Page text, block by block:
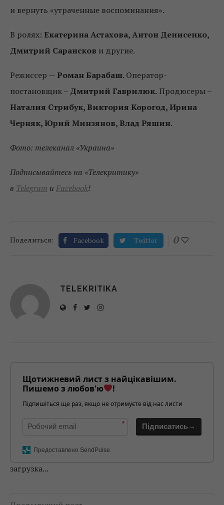
и вернуть «утраченные воспоминания».
В ролях: Екатерина Астахова, Антон Денисенко,
Дмитрий Сарансков и другие.
Режиссер — Роман Барабаш. Оператор-
постановщик – Дмитрий Гаврилюк. Продюсеры –
Наталия Стрибук, Виктория Корогод, Ирина
Черняк, Юрий Минзянов, Влад Ряшин.
Фото: телеканал «Украина»
Подписывайтесь на «Телекритику»
в Telegram и Facebook!
Поделиться: Facebook Twitter 0
TELEKRITIKA
Щотижневий лист з найцікавішим.
Пишемо з любов'ю
!
Підпишіться ще раз, якщо не отримуєте від нас листи
* Підписатись→
Предоставлено SendPulse
загрузка...